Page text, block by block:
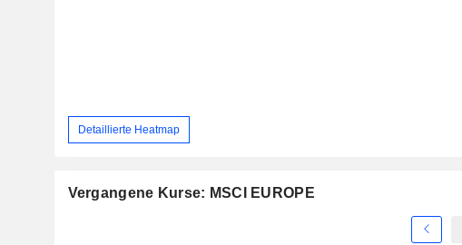
Detaillierte Heatmap
Vergangene Kurse: MSCI EUROPE